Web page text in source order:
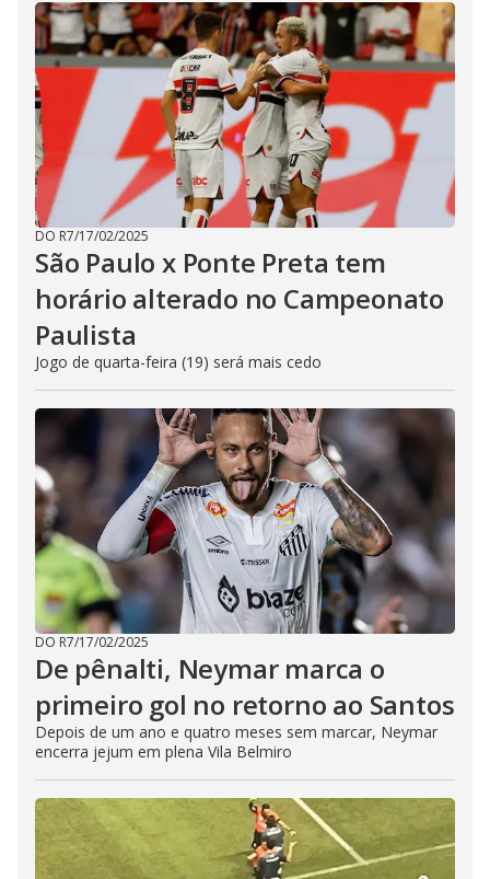
DO R7/17/02/2025
São Paulo x Ponte Preta tem
horário alterado no Campeonato
Paulista
Jogo de quarta-feira (19) será mais cedo
DO R7/17/02/2025
De pênalti, Neymar marca o
primeiro gol no retorno ao Santos
Depois de um ano e quatro meses sem marcar, Neymar
encerra jejum em plena Vila Belmiro